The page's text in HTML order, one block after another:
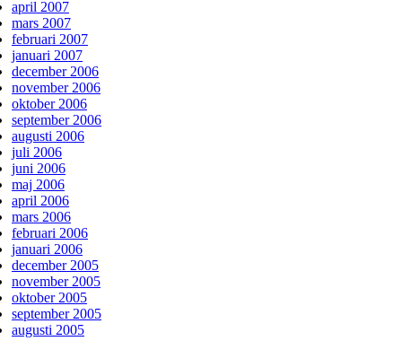
april 2007
mars 2007
februari 2007
januari 2007
december 2006
november 2006
oktober 2006
september 2006
augusti 2006
juli 2006
juni 2006
maj 2006
april 2006
mars 2006
februari 2006
januari 2006
december 2005
november 2005
oktober 2005
september 2005
augusti 2005